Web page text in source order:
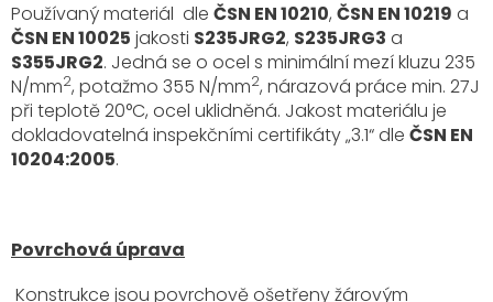
Používaný materiál dle ČSN EN 10210, ČSN EN 10219 a
ČSN EN 10025 jakosti S235JRG2, S235JRG3 a
S355JRG2. Jedná se o ocel s minimální mezí kluzu 235
N/mm2, potažmo 355 N/mm2, nárazová práce min. 27J
při teplotě 20°C, ocel uklidněná. Jakost materiálu je
dokladovatelná inspekčními certifikáty „3.1“ dle ČSN EN
10204:2005.
Povrchová úprava
Konstrukce jsou povrchově ošetřeny žárovým